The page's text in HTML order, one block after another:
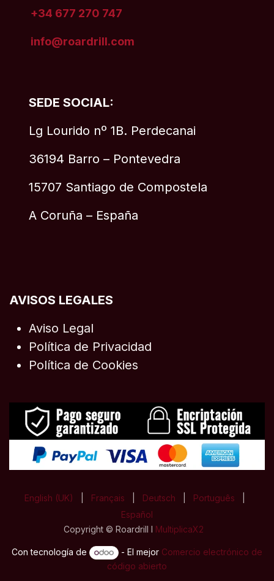
SEDE SOCIAL:
Lg Lourido nº 1B. Perdecanai
36194 Barro – Pontevedra
15707 Santiago de Compostela
A Coruña – España
+34 677 270 747
info@roardrill.com
AVISOS LEGALES
Aviso Legal
Política de Privacidad
Política de Cookies
Copyright © Roardrill I MultiplicaX2
English (UK) Français Deutsch Português
Español
Con tecnología de - El mejor Comercio electrónico de
código abierto